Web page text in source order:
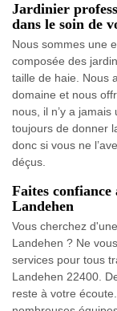
Jardinier
dans le soin de
Nous sommes une
composée des
taille de haie. Nous
domaine et nous
nous, il n’y a
toujours de donner
donc si vous ne
déçus.
Faites
Landehen
Vous cherchez
Landehen ? Ne
services pour tous
Landehen 22400.
reste à votre